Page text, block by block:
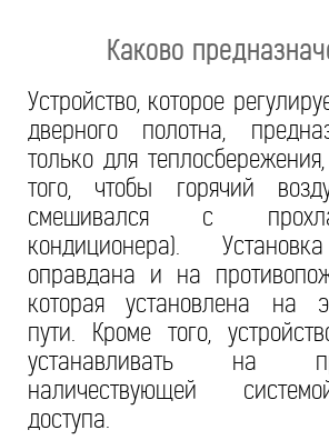
Каково
Устройство, которое
дверного полотна,
только для
того, чтобы горячий
смешивался с
кондиционера).
оправдана и на
которая установлена на
пути. Кроме того,
устанавливать на
наличествующей
доступа.